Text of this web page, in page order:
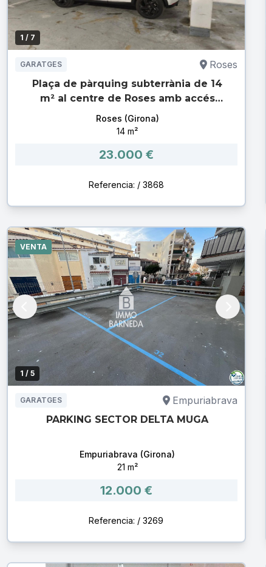
1 / 7
GARATGES Roses
Plaça de pàrquing subterrània de 14
m² al centre de Roses amb accés
motoritzat
Roses (Girona)
14 m²
23.000 €
Referencia: / 3868
1 / 5
VENTA
GARATGES Empuriabrava
PARKING SECTOR DELTA MUGA
Empuriabrava (Girona)
21 m²
12.000 €
Referencia: / 3269